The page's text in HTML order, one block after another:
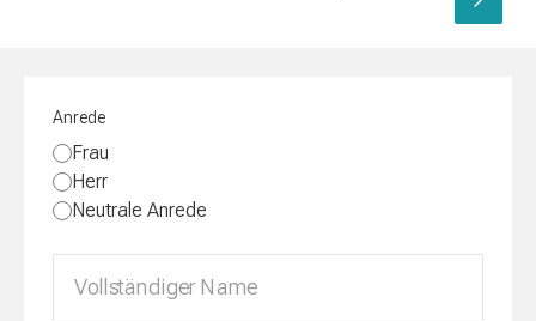
Anrede
Frau
Herr
Neutrale Anrede
Vollständiger Name